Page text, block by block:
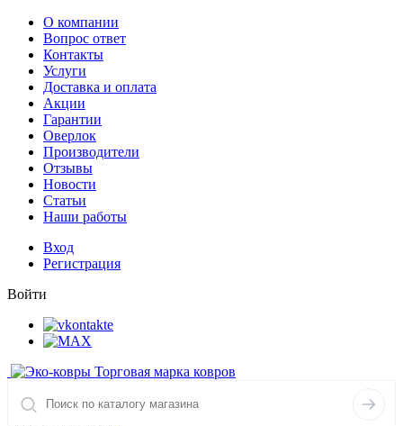
О компании
Вопрос ответ
Контакты
Услуги
Доставка и оплата
Акции
Гарантии
Оверлок
Производители
Отзывы
Новости
Статьи
Наши работы
Вход
Регистрация
Войти
Торговая марка ковров